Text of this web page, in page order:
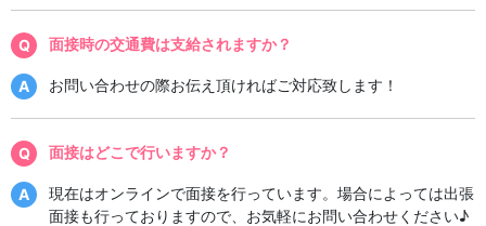
面接時の交通費は支給されますか？
お問い合わせの際お伝え頂ければご対応致します！
面接はどこで行いますか？
現在はオンラインで面接を行っています。場合によっては出張
面接も行っておりますので、お気軽にお問い合わせください♪